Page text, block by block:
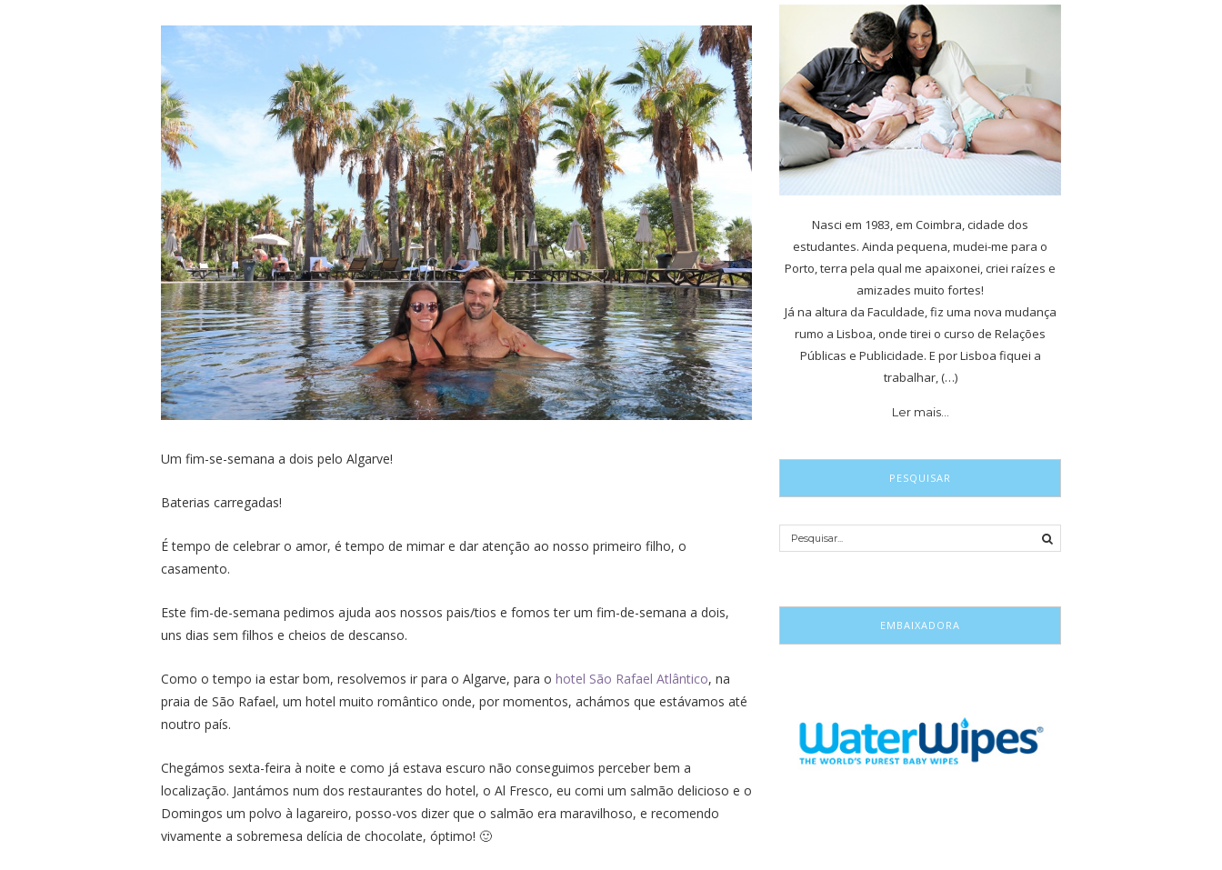
Um fim-se-semana a dois pelo Algarve!
Baterias carregadas!
É tempo de celebrar o amor, é tempo de mimar e dar atenção ao nosso primeiro filho, o
casamento.
Este fim-de-semana pedimos ajuda aos nossos pais/tios e fomos ter um fim-de-semana a dois,
uns dias sem filhos e cheios de descanso.
Como o tempo ia estar bom, resolvemos ir para o Algarve, para o hotel São Rafael Atlântico, na
praia de São Rafael, um hotel muito romântico onde, por momentos, achámos que estávamos até
noutro país.
Chegámos sexta-feira à noite e como já estava escuro não conseguimos perceber bem a
localização. Jantámos num dos restaurantes do hotel, o Al Fresco, eu comi um salmão delicioso e o
Domingos um polvo à lagareiro, posso-vos dizer que o salmão era maravilhoso, e recomendo
vivamente a sobremesa delícia de chocolate, óptimo! 🙂
Nasci em 1983, em Coimbra, cidade dos
estudantes. Ainda pequena, mudei-me para o
Porto, terra pela qual me apaixonei, criei raízes e
amizades muito fortes!
Já na altura da Faculdade, fiz uma nova mudança
rumo a Lisboa, onde tirei o curso de Relações
Públicas e Publicidade. E por Lisboa fiquei a
trabalhar, (…)
Ler mais…
PESQUISAR
EMBAIXADORA